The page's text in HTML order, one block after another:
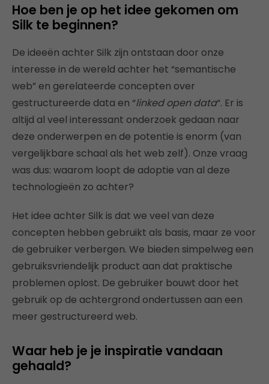
Hoe ben je op het idee gekomen om
Silk te beginnen?
De ideeën achter Silk zijn ontstaan door onze
interesse in de wereld achter het “semantische
web” en gerelateerde concepten over
gestructureerde data en “linked open data“. Er is
altijd al veel interessant onderzoek gedaan naar
deze onderwerpen en de potentie is enorm (van
vergelijkbare schaal als het web zelf). Onze vraag
was dus: waarom loopt de adoptie van al deze
technologieën zo achter?
Het idee achter Silk is dat we veel van deze
concepten hebben gebruikt als basis, maar ze voor
de gebruiker verbergen. We bieden simpelweg een
gebruiksvriendelijk product aan dat praktische
problemen oplost. De gebruiker bouwt door het
gebruik op de achtergrond ondertussen aan een
meer gestructureerd web.
Waar heb je je inspiratie vandaan
gehaald?